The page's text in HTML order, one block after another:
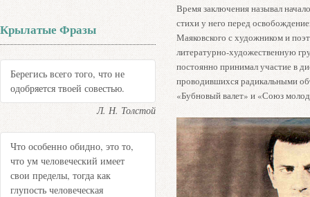
Время заключения называл
стихи у него перед
Маяковского с художником и
литературно-художественную
постоянно принимал участие в
проводившихся радикальными
«Бубновый валет» и «Союз
Крылатые Фразы
Берегись всего того, что не
одобряется твоей совестью.
Л. Н. Толстой
Что особенно обидно, это то,
что ум человеческий имеет
свои пределы, тогда как
глупость человеческая